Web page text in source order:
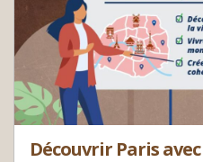
Découvrir Paris